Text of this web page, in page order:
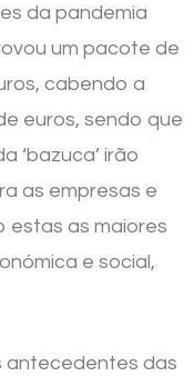
da pandemia
um pacote de
cabendo a
euros, sendo que
‘bazuca’ irão
as empresas e
estas as maiores
e social,
antecedentes das